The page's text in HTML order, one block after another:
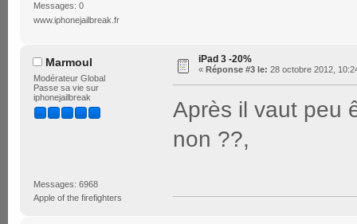
Messages: 0
www.iphonejailbreak.fr
Marmoul
Modérateur Global
Passe sa vie sur
iphonejailbreak
Messages: 6968
Apple of the firefighters
iPad 3 -20%
« Réponse #3 le: 28 octobre 2012,
Après il vaut peu
non ??,